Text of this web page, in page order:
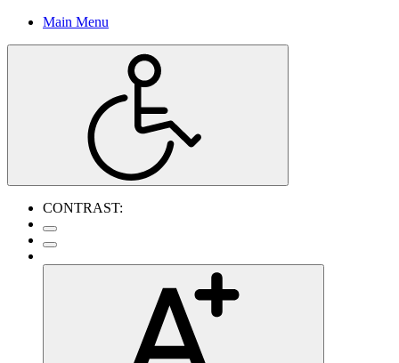
Main Menu
CONTRAST: